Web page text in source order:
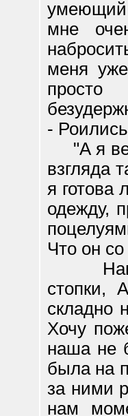
умеющий
мне
меня
просто
-
"А я
взгляда
я готова
одежду,
Что он
стопки,
складно
Хочу
наша не
была на
за ними
нам